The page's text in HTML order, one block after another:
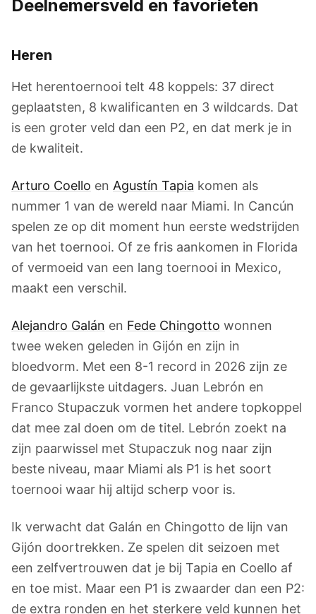
Deelnemersveld en favorieten
Heren
Het herentoernooi telt 48 koppels: 37 direct
geplaatsten, 8 kwalificanten en 3 wildcards. Dat
is een groter veld dan een P2, en dat merk je in
de kwaliteit.
Arturo Coello en Agustín Tapia komen als
nummer 1 van de wereld naar Miami. In Cancún
spelen ze op dit moment hun eerste wedstrijden
van het toernooi. Of ze fris aankomen in Florida
of vermoeid van een lang toernooi in Mexico,
maakt een verschil.
Alejandro Galán en Fede Chingotto wonnen
twee weken geleden in Gijón en zijn in
bloedvorm. Met een 8-1 record in 2026 zijn ze
de gevaarlijkste uitdagers. Juan Lebrón en
Franco Stupaczuk vormen het andere topkoppel
dat mee zal doen om de titel. Lebrón zoekt na
zijn paarwissel met Stupaczuk nog naar zijn
beste niveau, maar Miami als P1 is het soort
toernooi waar hij altijd scherp voor is.
Ik verwacht dat Galán en Chingotto de lijn van
Gijón doortrekken. Ze spelen dit seizoen met
een zelfvertrouwen dat je bij Tapia en Coello af
en toe mist. Maar een P1 is zwaarder dan een P2:
de extra ronden en het sterkere veld kunnen het